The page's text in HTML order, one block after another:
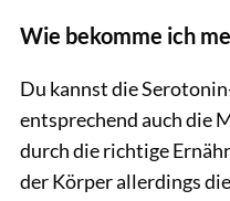
Wie bekomme ich
Du kannst die
entsprechend auch die
durch die richtige
der Körper allerdings